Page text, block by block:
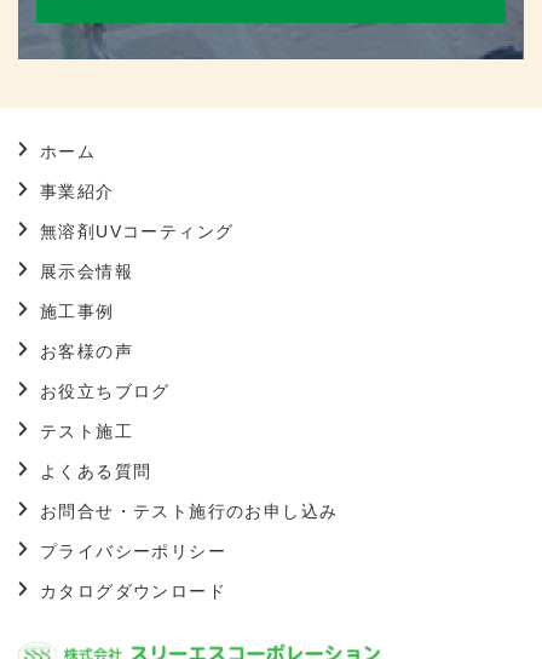
ホーム
事業紹介
無溶剤UVコーティング
展示会情報
施工事例
お客様の声
お役立ちブログ
テスト施工
よくある質問
お問合せ・テスト施行のお申し込み
プライバシーポリシー
カタログダウンロード